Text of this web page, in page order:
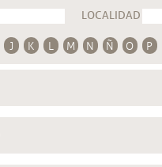
LOCALIDAD
J K L M N Ñ O P